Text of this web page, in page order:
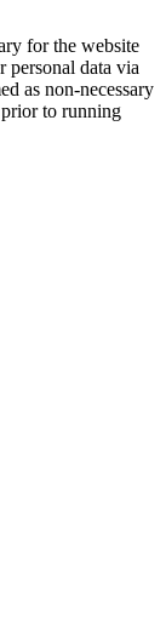
for the website
personal data via
as non-necessary
to running